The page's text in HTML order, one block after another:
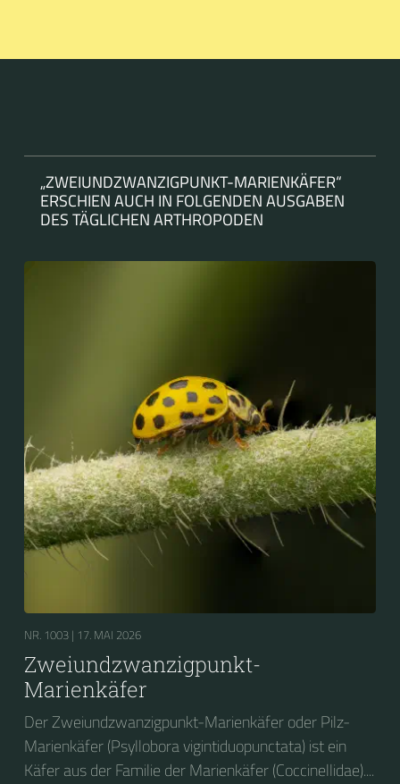
„ZWEIUNDZWANZIGPUNKT-MARIENKÄFER“
ERSCHIEN AUCH IN FOLGENDEN AUSGABEN
DES TÄGLICHEN ARTHROPODEN
NR. 1003 | 17. MAI 2026
Zweiundzwanzigpunkt-
Marienkäfer
Der Zweiundzwanzigpunkt-Marienkäfer oder Pilz-
Marienkäfer (Psyllobora vigintiduopunctata) ist ein
Käfer aus der Familie der Marienkäfer (Coccinellidae)....